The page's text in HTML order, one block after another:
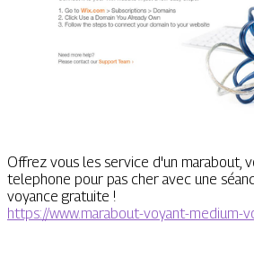
Offrez vous les service d'un marabout,
telephone pour pas cher avec une
voyance gratuite !
https://www.marabout-voyant-medium-